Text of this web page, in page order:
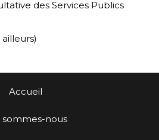
des Services Publics
ailleurs)
Accueil
sommes-nous